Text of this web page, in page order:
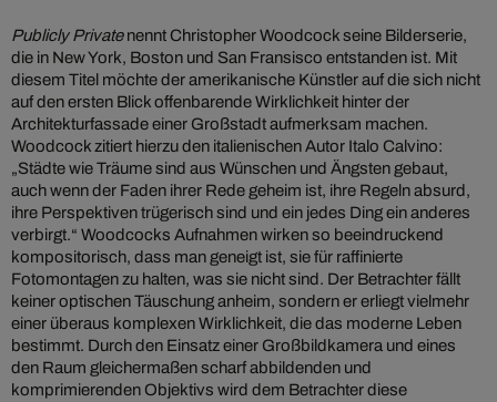
Publicly Privatenennt Christopher Woodcock seine Bilderserie,
die in New York, Boston und San Fransisco entstanden ist. Mit
diesem Titel möchte der amerikanische Künstler auf die sich nicht
auf den ersten Blick offenbarende Wirklichkeit hinter der
Architekturfassade einer Großstadt aufmerksam machen.
Woodcock zitiert hierzu den italienischen Autor Italo Calvino:
„Städte wie Träume sind aus Wünschen und Ängsten gebaut,
auch wenn der Faden ihrer Rede geheim ist, ihre Regeln absurd,
ihre Perspektiven trügerisch sind und ein jedes Ding ein anderes
verbirgt.“ Woodcocks Aufnahmen wirken so beeindruckend
kompositorisch, dass man geneigt ist, sie für raffinierte
Fotomontagen zu halten, was sie nicht sind. Der Betrachter fällt
keiner optischen Täuschung anheim, sondern er erliegt vielmehr
einer überaus komplexen Wirklichkeit, die das moderne Leben
bestimmt. Durch den Einsatz einer Großbildkamera und eines
den Raum gleichermaßen scharf abbildenden und
komprimierenden Objektivs wird dem Betrachter diese